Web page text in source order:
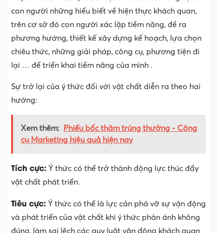
con người những hiểu biết về hiện thực khách quan,
trên cơ sở đó con người xác lập tiềm năng, đề ra
phương hướng, thiết kế xây dựng kế hoạch, lựa chọn
chiêu thức, những giải pháp, công cụ, phương tiện đi
lại … để triển khai tiềm năng của mình .
Sự trở lại của ý thức đối với vật chất diễn ra theo hai
hướng:
Xem thêm:
Phiếu bốc thăm trúng thưởng - Công
cụ Marketing hiệu quả hiện nay
Tích cực: Ý thức có thể trở thành động lực thúc đẩy
vật chất phát triển.
Tiêu cực: Ý thức có thể là lực cản phá vỡ sự vận động
và phát triển của vật chất khi ý thức phản ánh không
đúng, làm sai lệch các quy luật vận động khách quan